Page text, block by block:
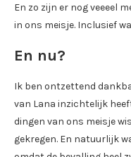
En zo zijn er nog veeeel
in ons meisje. Inclusief
En nu?
Ik ben ontzettend
van Lana inzichtelijk
dingen van ons meisje
gekregen. En natuurlijk